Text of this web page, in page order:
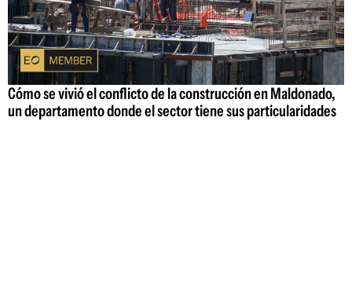
Cómo se vivió el conflicto de la construcción en Maldonado,
un departamento donde el sector tiene sus particularidades